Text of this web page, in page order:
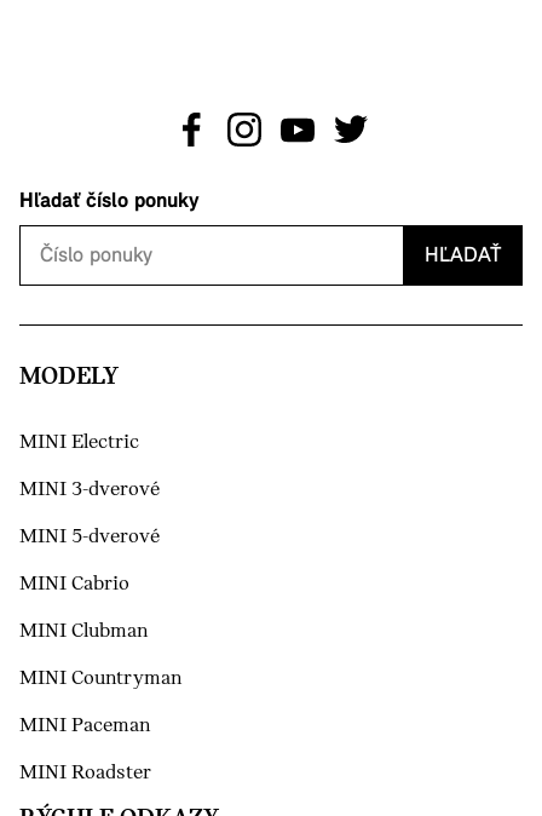
Hľadať číslo ponuky
HĽADAŤ
MODELY
MINI Electric
MINI 3-dverové
MINI 5-dverové
MINI Cabrio
MINI Clubman
MINI Countryman
MINI Paceman
MINI Roadster